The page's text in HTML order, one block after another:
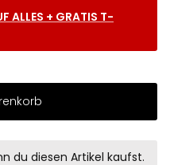
ALLES + GRATIS T-
du diesen Artikel kaufst.